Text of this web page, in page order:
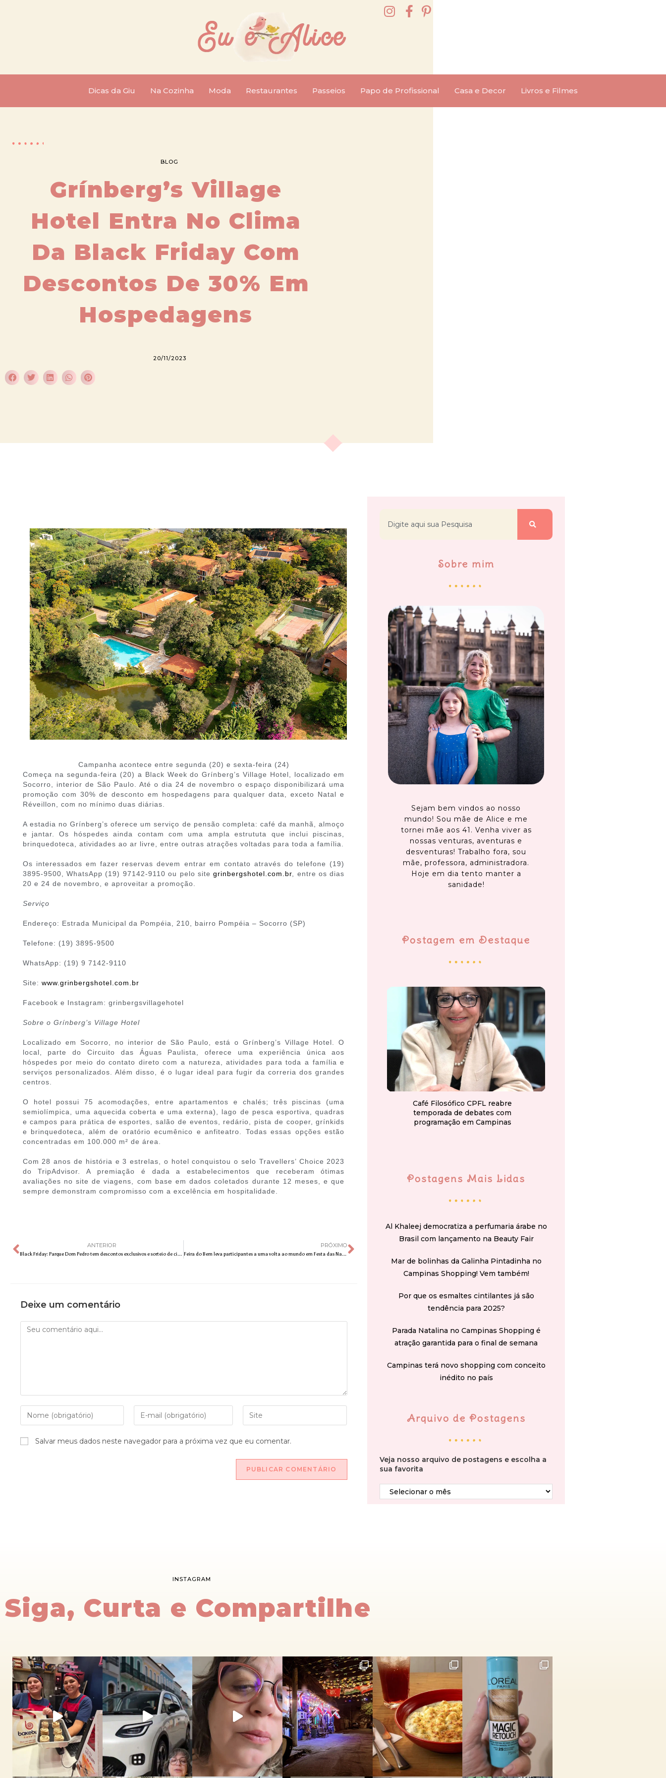
Dicas da Giu Na Cozinha Moda Restaurantes Passeios Papo de Profissional Casa e Decor Livros e Filmes
BLOG
Grínberg’s Village
Hotel Entra No Clima
Da Black Friday Com
Descontos De 30% Em
Hospedagens
20/11/2023
Campanha acontece entre segunda (20) e sexta-feira (24)
Começa na segunda-feira (20) a Black Week do Grínberg’s Village Hotel, localizado em
Socorro, interior de São Paulo. Até o dia 24 de novembro o espaço disponibilizará uma
promoção com 30% de desconto em hospedagens para qualquer data, exceto Natal e
Réveillon, com no mínimo duas diárias.
A estadia no Grínberg’s oferece um serviço de pensão completa: café da manhã, almoço
e jantar. Os hóspedes ainda contam com uma ampla estrututa que inclui piscinas,
brinquedoteca, atividades ao ar livre, entre outras atrações voltadas para toda a família.
Os interessados em fazer reservas devem entrar em contato através do telefone (19)
3895-9500, WhatsApp (19) 97142-9110 ou pelo sitegrinbergshotel.com.br, entre os dias
20 e 24 de novembro, e aproveitar a promoção.
Serviço
Endereço: Estrada Municipal da Pompéia, 210, bairro Pompéia – Socorro (SP)
Telefone: (19) 3895-9500
WhatsApp: (19) 9 7142-9110
Site: www.grinbergshotel.com.br
Facebook e Instagram: grinbergsvillagehotel
Sobre o Grínberg’s Village Hotel
Localizado em Socorro, no interior de São Paulo, está o Grínberg’s Village Hotel. O
local, parte do Circuito das Águas Paulista, oferece uma experiência única aos
hóspedes por meio do contato direto com a natureza, atividades para toda a família e
serviços personalizados. Além disso, é o lugar ideal para fugir da correria dos grandes
centros.
O hotel possui 75 acomodações, entre apartamentos e chalés; três piscinas (uma
semiolímpica, uma aquecida coberta e uma externa), lago de pesca esportiva, quadras
e campos para prática de esportes, salão de eventos, redário, pista de cooper, grínkids
e brinquedoteca, além de oratório ecumênico e anfiteatro. Todas essas opções estão
concentradas em 100.000 m² de área.
Com 28 anos de história e 3 estrelas, o hotel conquistou o selo Travellers’ Choice 2023
do TripAdvisor. A premiação é dada a estabelecimentos que receberam ótimas
avaliações no site de viagens, com base em dados coletados durante 12 meses, e que
sempre demonstram compromisso com a excelência em hospitalidade.
ANTERIOR
Black Friday: Parque Dom Pedro tem descontos exclusivos e sorteio de cinco carros
PRÓXIMO
Feira do Bem leva participantes a uma volta ao mundo em Festa das Nações
Deixe um comentário
Salvar meus dados neste navegador para a próxima vez que eu comentar.
Sobre mim
Sejam bem vindos ao nosso
mundo! Sou mãe de Alice e me
tornei mãe aos 41. Venha viver as
nossas venturas, aventuras e
desventuras! Trabalho fora, sou
mãe, professora, administradora.
Hoje em dia tento manter a
sanidade!
Postagem em Destaque
Café Filosófico CPFL reabre
temporada de debates com
programação em Campinas
Postagens Mais Lidas
Al Khaleej democratiza a perfumaria árabe no
Brasil com lançamento na Beauty Fair
Mar de bolinhas da Galinha Pintadinha no
Campinas Shopping! Vem também!
Por que os esmaltes cintilantes já são
tendência para 2025?
Parada Natalina no Campinas Shopping é
atração garantida para o final de semana
Campinas terá novo shopping com conceito
inédito no país
Arquivo de Postagens
Veja nosso arquivo de postagens e escolha a
sua favorita
INSTAGRAM
Siga, Curta e Compartilhe